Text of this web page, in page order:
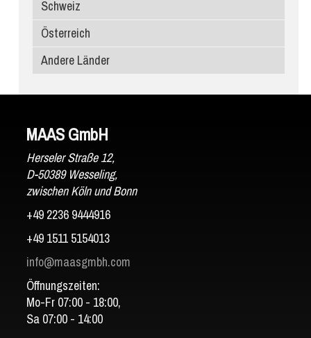
Porcelanosa
Atlas Plan
SapienStone
Laminam
Schweiz
Österreich
Andere Länder
MAAS GmbH
Herseler Straße 12,
D-50389 Wesseling,
zwischen Köln und Bonn
+49 2236 9444916
+49 1511 5154013
info@maasgmbh.com
Öffnungszeiten:
Mo-Fr 07:00 - 18:00,
Sa 07:00 - 14:00